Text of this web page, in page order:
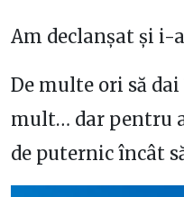
Am declanșat și
De multe ori să
mult… dar pentru
de puternic încât